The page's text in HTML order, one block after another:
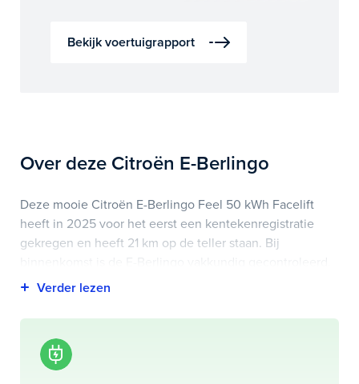
Bekijk voertuigrapport
Over deze Citroën E-Berlingo
Deze mooie Citroën E-Berlingo Feel 50 kWh Facelift
heeft in 2025 voor het eerst een kentekenregistratie
gekregen en heeft 21 km op de teller staan. Bij
Het voertuigrapport is op deze pagina bij onderhoud en
Highlights van deze Citroën zijn onder andere 11 kw
lader, comfortstoel(en), cruise control en nog veel meer.